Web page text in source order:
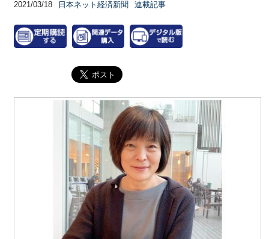
2021/03/18 日本ネット経済新聞 連載記事